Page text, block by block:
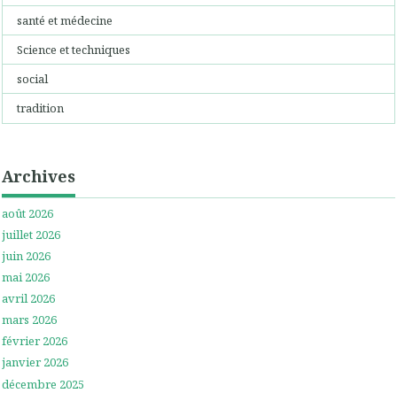
santé et médecine
Science et techniques
social
tradition
Archives
août 2026
juillet 2026
juin 2026
mai 2026
avril 2026
mars 2026
février 2026
janvier 2026
décembre 2025